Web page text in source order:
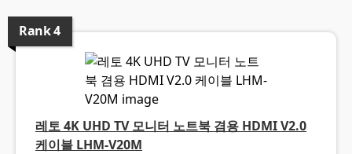
Rank4
레토 4K UHD TV 모니터 노트북 겸용 HDMI V2.0
케이블 LHM-V20M